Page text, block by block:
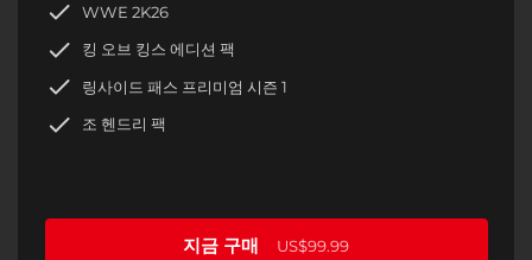
WWE 2K26
킹 오브 킹스 에디션 팩
링사이드 패스 프리미엄 시즌 1
조 헨드리 팩
지금 구매 US$99.99